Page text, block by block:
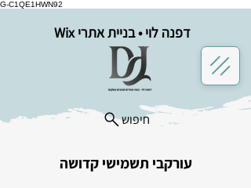
G-C1QE1HWN92
דפנה לוי • בניית אתרי Wix
חיפוש
עורקבי תשמישי קדושה